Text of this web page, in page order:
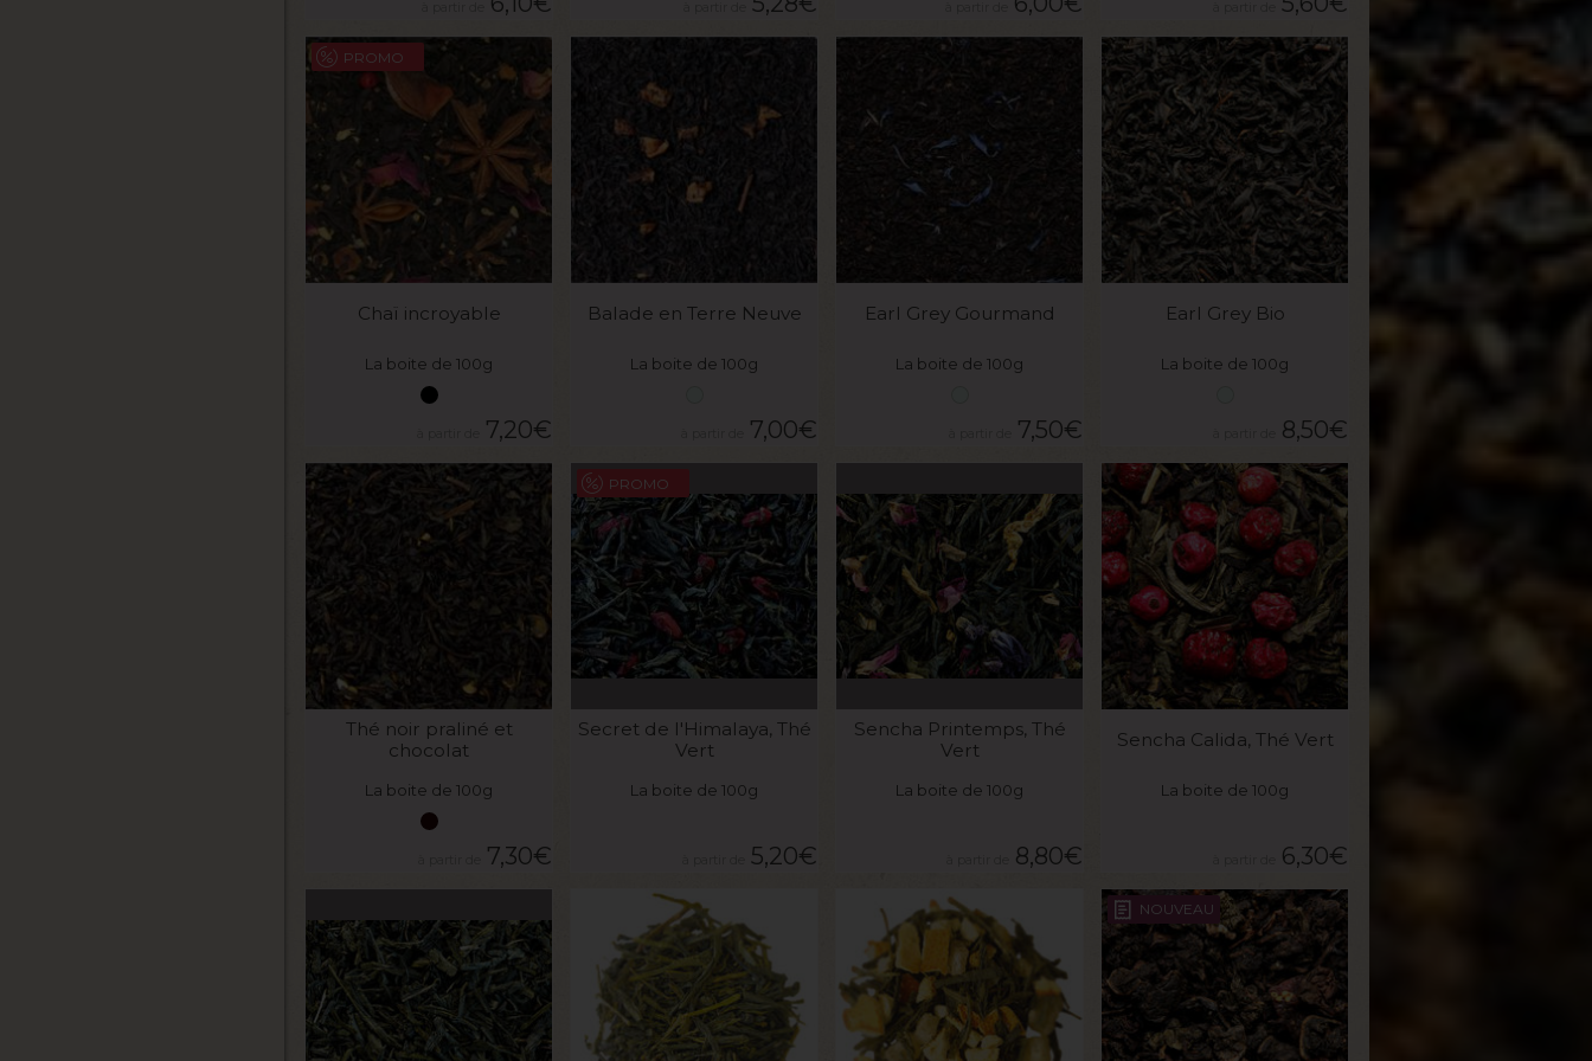
PROMO
Chaï incroyable
La boite de 100g
7,20€
VOIR LE PRODUIT
Balade en Terre Neuve
La boite de 100g
7,00€
VOIR LE PRODUIT
Earl Grey Gourmand
La boite de 100g
7,50€
Earl Grey Bio
La boite de 100g
8,50€
VOIR LE PRODUIT
Thé noir praliné et
chocolat
La boite de 100g
7,30€
VOIR LE PRODUIT
PROMO
Secret de l'Himalaya, Thé
Vert
La boite de 100g
5,20€
Sencha Printemps, Thé
Vert
La boite de 100g
8,80€
Sencha Calida, Thé Vert
La boite de 100g
6,30€
VOIR LE PRODUIT
NOUVEAU